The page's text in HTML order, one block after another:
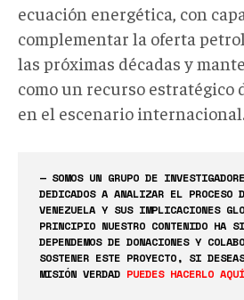
ecuación energética, con
complementar la oferta
las próximas décadas y
como un recurso estratégico
en el escenario internacional.
— SOMOS UN GRUPO DE
DEDICADOS A ANALIZAR EL PROCESO
VENEZUELA Y SUS IMPLICACIONES
PRINCIPIO NUESTRO CONTENIDO HA
DEPENDEMOS DE DONACIONES Y
SOSTENER ESTE PROYECTO, SI
MISIÓN VERDAD PUEDES HACERLO